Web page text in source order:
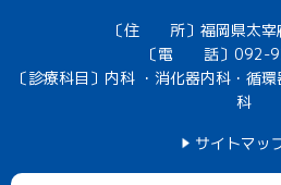
〔住 所〕福岡県太宰
〔電 話〕 092-
〔診療科目〕内科 ・消化器内科・循
科
サイトマッ